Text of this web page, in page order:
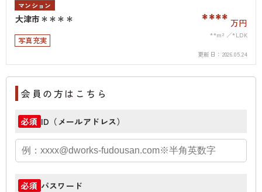
マンション
大津市＊＊＊＊ **** 万円
**m² *LDK
写真充実
更新日： 2026.05.24
会員の方はこちら
必須 ID（メールアドレス）
必須 パスワード